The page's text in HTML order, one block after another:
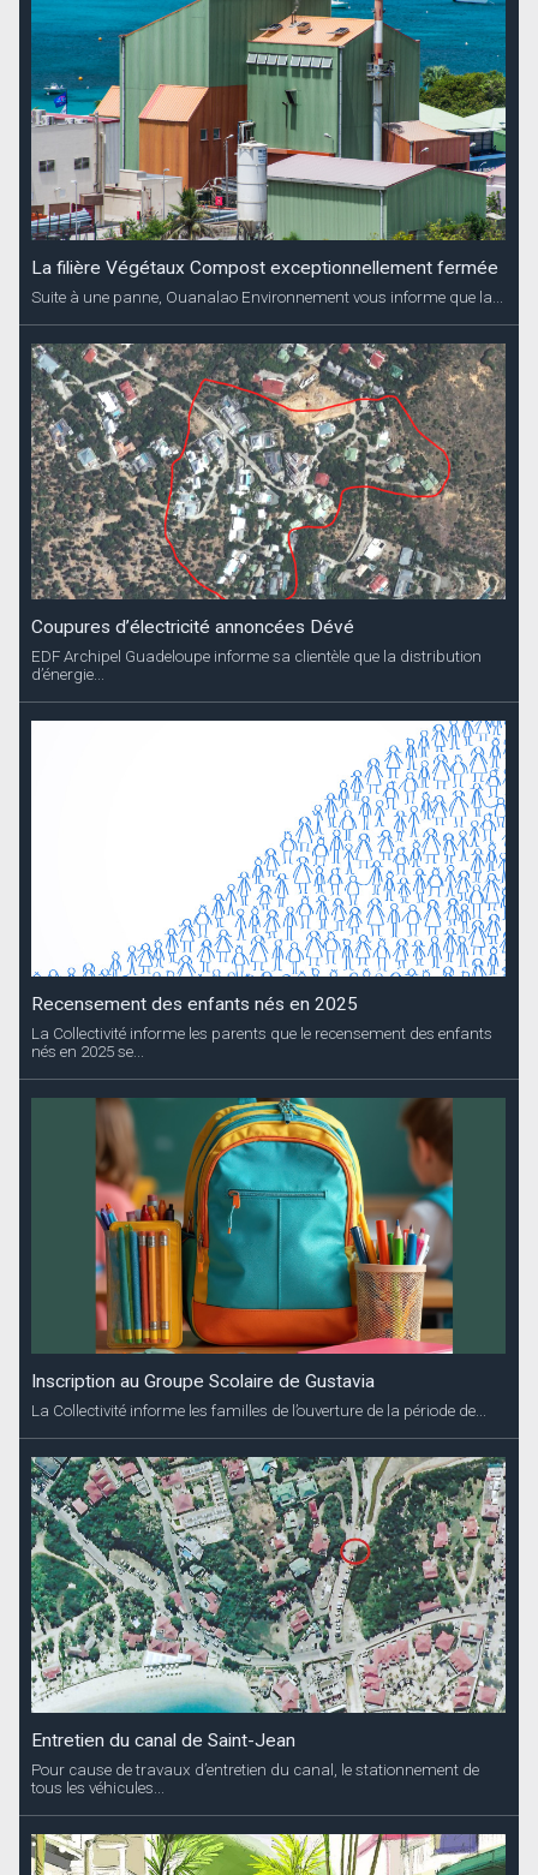
La filière Végétaux Compost exceptionnellement fermée
Suite à une panne, Ouanalao Environnement vous informe que la...
Coupures d’électricité annoncées Dévé
EDF Archipel Guadeloupe informe sa clientèle que la distribution
d’énergie...
Recensement des enfants nés en 2025
La Collectivité informe les parents que le recensement des enfants
nés en 2025 se...
Inscription au Groupe Scolaire de Gustavia
La Collectivité informe les familles de l’ouverture de la période de...
Entretien du canal de Saint-Jean
Pour cause de travaux d’entretien du canal, le stationnement de
tous les véhicules...